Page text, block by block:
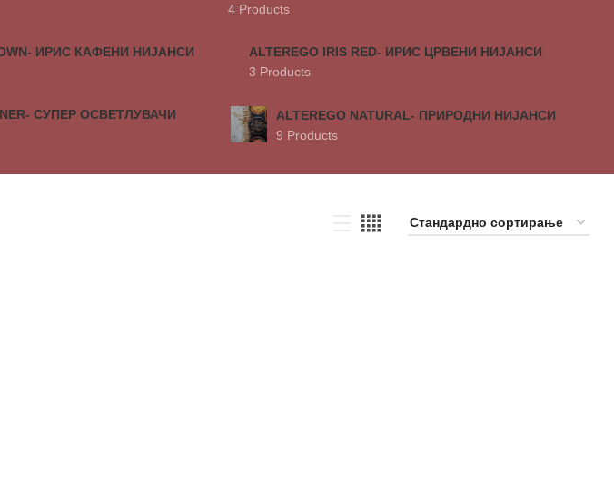
4 Products
ИРИС КАФЕНИ НИЈАНСИ
ALTEREGO IRIS RED- ИРИС ЦРВЕНИ НИЈАНСИ
3 Products
СУПЕР ОСВЕТЛУВАЧИ
ALTEREGO NATURAL- ПРИРОДНИ НИЈАНСИ
9 Products